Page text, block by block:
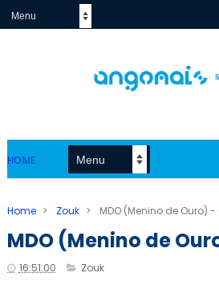
HOME
Home > Zouk > MDO (Menino de Ouro)
MDO (Menino de
16:51:00 Zouk